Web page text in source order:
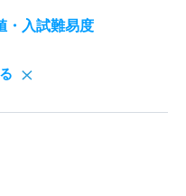
・入試難易度